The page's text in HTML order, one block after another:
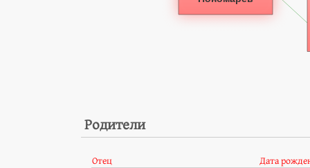
Родители
Отец
Дата